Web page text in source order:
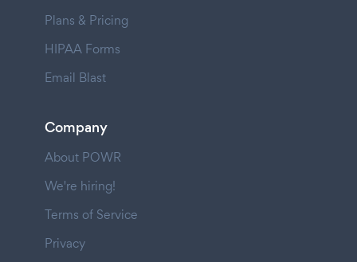
Plans & Pricing
HIPAA Forms
Email Blast
Company
About POWR
We're hiring!
Terms of Service
Privacy